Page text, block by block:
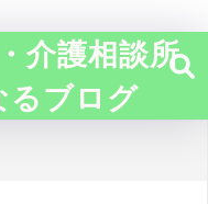
介護相談所
るブログ